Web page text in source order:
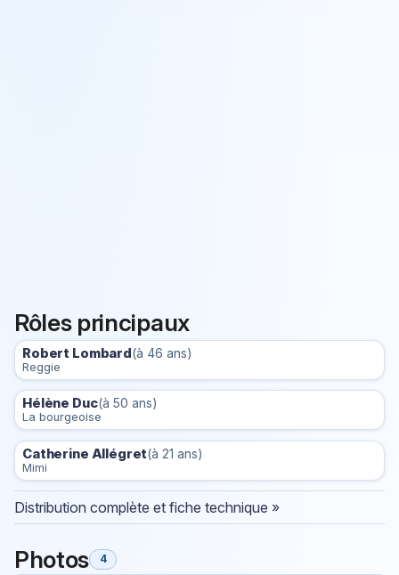
Rôles principaux
Robert Lombard(à 46 ans)
Reggie
Hélène Duc(à 50 ans)
La bourgeoise
Catherine Allégret(à 21 ans)
Mimi
Distribution complète et fiche technique »
Photos 4